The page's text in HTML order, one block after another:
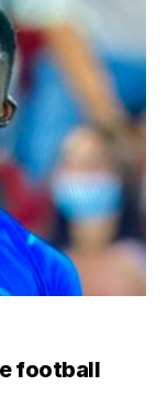
football